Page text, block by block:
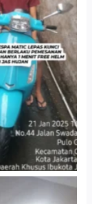
Kendaraan